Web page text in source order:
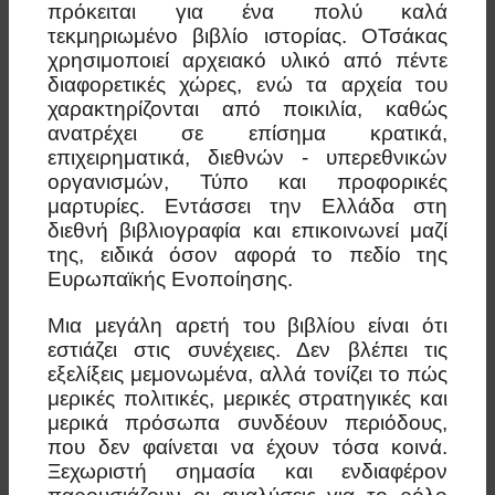
πρόκειται για ένα πολύ καλά
τεκμηριωμένο βιβλίο ιστορίας. OΤσάκας
χρησιμοποιεί αρχειακό υλικό από πέντε
διαφορετικές χώρες, ενώ τα αρχεία του
χαρακτηρίζονται από ποικιλία, καθώς
ανατρέχει σε επίσημα κρατικά,
επιχειρηματικά, διεθνών - υπερεθνικών
οργανισμών, Τύπο και προφορικές
μαρτυρίες. Εντάσσει την Ελλάδα στη
διεθνή βιβλιογραφία και επικοινωνεί μαζί
της, ειδικά όσον αφορά το πεδίο της
Ευρωπαϊκής Ενοποίησης.
Μια μεγάλη αρετή του βιβλίου είναι ότι
εστιάζει στις συνέχειες. Δεν βλέπει τις
εξελίξεις μεμονωμένα, αλλά τονίζει το πώς
μερικές πολιτικές, μερικές στρατηγικές και
μερικά πρόσωπα συνδέουν περιόδους,
που δεν φαίνεται να έχουν τόσα κοινά.
Ξεχωριστή σημασία και ενδιαφέρον